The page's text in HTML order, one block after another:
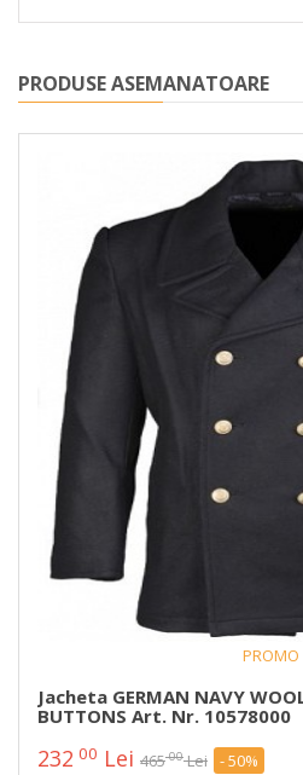
PRODUSE ASEMANATOARE
PROMO
Jacheta GERMAN NAVY
BUTTONS Art. Nr. 10578000
232 00 Lei 46500 Lei - 50%